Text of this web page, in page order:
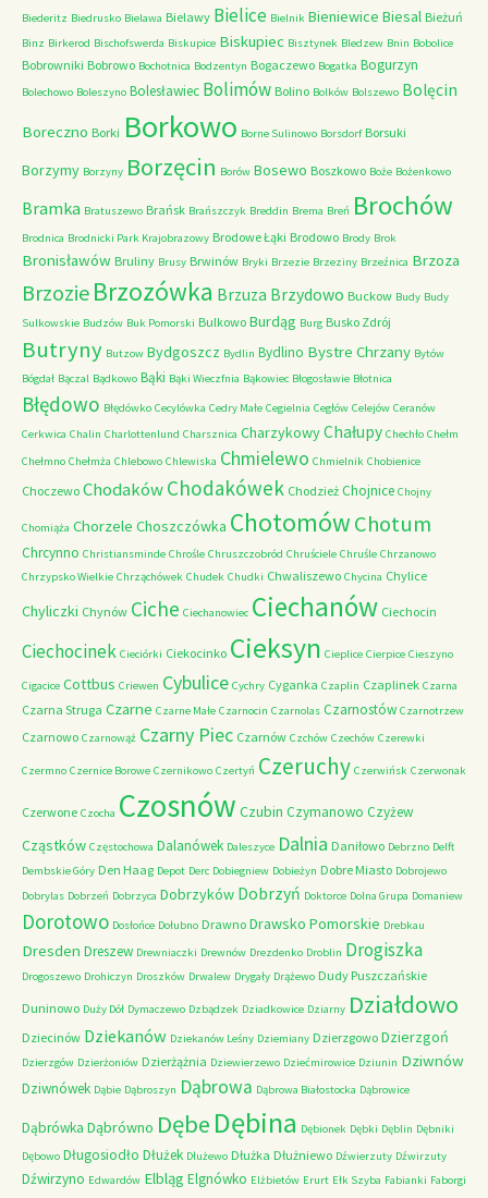
Biederitz Biedrusko Bielawa Bielawy Bielice Bielnik Bieniewice Biesal Bieżuń
Binz Birkerod Bischofswerda Biskupice Biskupiec Bisztynek Bledzew Bnin Bobolice
Bobrowniki Bobrowo Bochotnica Bodzentyn Bogaczewo Bogatka Bogurzyn
Bolechowo Boleszyno Bolesławiec Bolimów Bolino Bolków Bolszewo Bolęcin
Boreczno Borki Borkowo Borne Sulinowo Borsdorf Borsuki
Borzymy Borzyny Borzęcin Borów Bosewo Boszkowo Boże Bożenkowo
Bramka Bratuszewo Brańsk Brańszczyk Breddin Brema Breń Brochów
Brodnica Brodnicki Park Krajobrazowy Brodowe Łąki Brodowo Brody Brok
Bronisławów Bruliny Brusy Brwinów Bryki Brzezie Brzeziny Brzeźnica Brzoza
Brzozie Brzozówka Brzuza Brzydowo Buckow Budy Budy
Sulkowskie Budzów Buk Pomorski Bulkowo Burdąg Burg Busko Zdrój
Butryny Butzow Bydgoszcz Bydlin Bydlino Bystre Chrzany Bytów
Bógdał Bączal Bądkowo Bąki Bąki Wieczfnia Bąkowiec Błogosławie Błotnica
Błędowo Błędówko Cecylówka Cedry Małe Cegielnia Cegłów Celejów Ceranów
Cerkwica Chalin Charlottenlund Charsznica CharzykowyChałupy Chechło Chełm
Chełmno Chełmża Chlebowo Chlewiska Chmielewo Chmielnik Chobienice
Choczewo ChodakówChodakówek Chodzież Chojnice Chojny
Chomiąża Chorzele Choszczówka ChotomówChotum
Chrcynno Christiansminde Chrośle Chruszczobród Chruściele Chruśle Chrzanowo
Chrzypsko Wielkie Chrząchówek Chudek Chudki Chwaliszewo Chycina Chylice
Chyliczki Chynów Ciche Ciechanowiec Ciechanów Ciechocin
Ciechocinek Cieciórki Ciekocinko Cieksyn Cieplice Cierpice Cieszyno
Cigacice Cottbus Criewen Cybulice Cychry Cyganka Czaplin Czaplinek Czarna
Czarna Struga Czarne Czarne Małe Czarnocin Czarnolas Czarnostów Czarnotrzew
Czarnowo Czarnowąż Czarny Piec Czarnów Czchów Czechów Czerewki
Czermno Czernice Borowe Czernikowo Czertyń Czeruchy Czerwińsk Czerwonak
Czerwone Czocha Czosnów Czubin Czymanowo Czyżew
Cząstków Częstochowa Dalanówek Daleszyce Dalnia Daniłowo Debrzno Delft
Dembskie Góry Den Haag Depot Derc Dobiegniew Dobieżyn Dobre Miasto Dobrojewo
Dobrylas Dobrzeń Dobrzyca Dobrzyków Dobrzyń Doktorce Dolna Grupa Domaniew
Dorotowo Dosłońce Dołubno Drawno Drawsko Pomorskie Drebkau
Dresden Dreszew Drewniaczki Drewnów Drezdenko Droblin Drogiszka
Drogoszewo Drohiczyn Droszków Drwalew Drygały Drążewo Dudy Puszczańskie
Duninowo Duży Dół Dymaczewo Dzbądzek Dziadkowice Dziarny Działdowo
Dziecinów Dziekanów Dziekanów Leśny Dziemiany Dzierzgowo Dzierzgoń
Dzierzgów Dzierżoniów Dzierżążnia Dziewierzewo Dziećmirowice Dziunin Dziwnów
Dziwnówek Dąbie Dąbroszyn Dąbrowa Dąbrowa Białostocka Dąbrowice
Dąbrówka Dąbrówno Dębe Dębina Dębionek Dębki Dęblin Dębniki
Dębowo Długosiodło Dłużek Dłużewo Dłużka Dłużniewo Dźwierzuty Dźwirzuty
Dźwirzyno Edwardów Elbląg Elgnówko Elżbietów Erurt Ełk Szyba Fabianki Faborgi